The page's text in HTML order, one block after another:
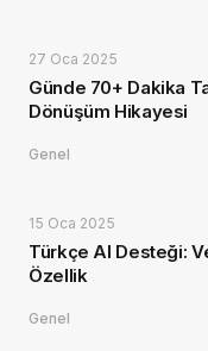
27 Oca 2025
Günde 70+ Dakika
Dönüşüm Hikayesi
Genel
15 Oca 2025
Türkçe AI Desteği:
Özellik
Genel